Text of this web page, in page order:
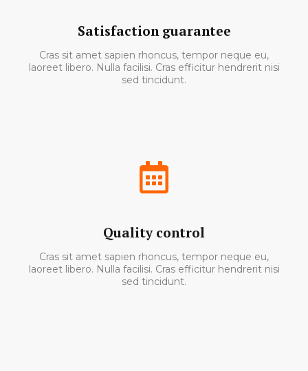
Satisfaction guarantee
Cras sit amet sapien rhoncus, tempor neque eu,
laoreet libero. Nulla facilisi. Cras efficitur hendrerit nisi
sed tincidunt.
Quality control
Cras sit amet sapien rhoncus, tempor neque eu,
laoreet libero. Nulla facilisi. Cras efficitur hendrerit nisi
sed tincidunt.